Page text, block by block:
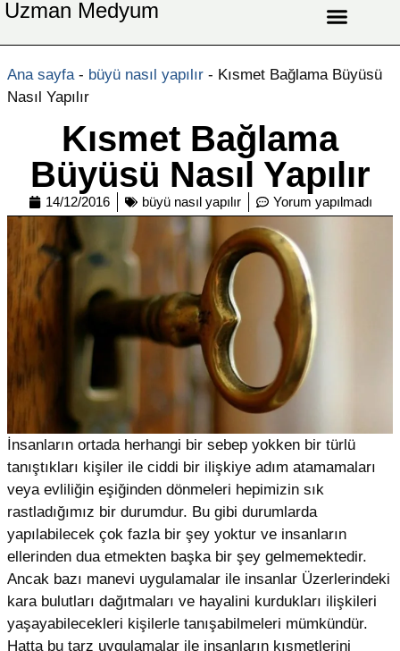
Uzman Medyum
Ana sayfa- büyü nasıl yapılır - Kısmet Bağlama Büyüsü
Nasıl Yapılır
Kısmet Bağlama
Büyüsü Nasıl Yapılır
14/12/2016 büyü nasıl yapılır Yorum yapılmadı
İnsanların ortada herhangi bir sebep yokken bir türlü
tanıştıkları kişiler ile ciddi bir ilişkiye adım atamamaları
veya evliliğin eşiğinden dönmeleri hepimizin sık
rastladığımız bir durumdur. Bu gibi durumlarda
yapılabilecek çok fazla bir şey yoktur ve insanların
ellerinden dua etmekten başka bir şey gelmemektedir.
Ancak bazı manevi uygulamalar ile insanlar Üzerlerindeki
kara bulutları dağıtmaları ve hayalini kurdukları ilişkileri
yaşayabilecekleri kişilerle tanışabilmeleri mümkündür.
Hatta bu tarz uygulamalar ile insanların kısmetlerini